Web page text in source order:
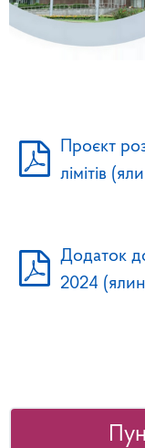
Проєкт
лімітів
Додаток
2024